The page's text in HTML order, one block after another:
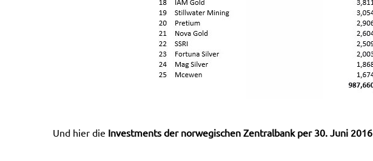
Und hier die Investments der norwegischen Zentralbank per 30. Juni 2016